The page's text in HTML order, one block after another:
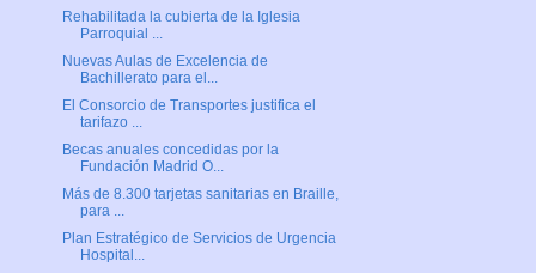
Rehabilitada la cubierta de la Iglesia
Parroquial ...
Nuevas Aulas de Excelencia de
Bachillerato para el...
El Consorcio de Transportes justifica el
tarifazo ...
Becas anuales concedidas por la
Fundación Madrid O...
Más de 8.300 tarjetas sanitarias en Braille,
para ...
Plan Estratégico de Servicios de Urgencia
Hospital...